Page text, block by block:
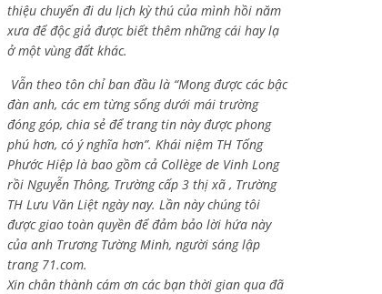
thiệu chuyến đi du lịch kỳ thú của mình hồi năm
xưa để độc giả được biết thêm những cái hay lạ
ở một vùng đất khác.
Vẫn theo tôn chỉ ban đầu là “Mong được các bậc
đàn anh, các em từng sống dưới mái trường
đóng góp, chia sẻ để trang tin này được phong
phú hơn, có ý nghĩa hơn”. Khái niệm TH Tống
Phước Hiệp là bao gồm cả Collège de Vinh Long
rồi Nguyễn Thông, Trường cấp 3 thị xã , Trường
TH Lưu Văn Liệt ngày nay. Lần này chúng tôi
được giao toàn quyền để đảm bảo lời hứa này
của anh Trương Tường Minh, người sáng lập
trang 71.com.
Xin chân thành cám ơn các bạn thời gian qua đã